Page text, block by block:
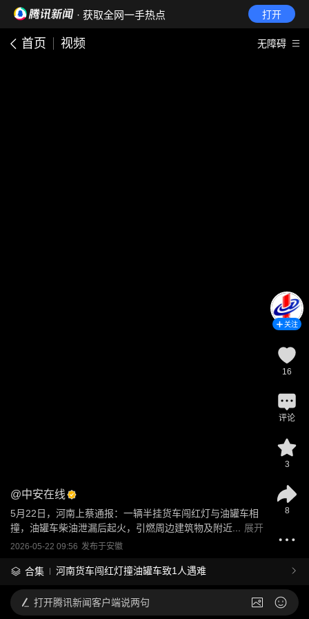
· 获取全网一手热点 打开
首页 视频 无障碍
@中安在线
5月22日，河南上蔡通报：一辆半挂货车闯红灯与油罐车相
撞，油罐车柴油泄漏后起火，引燃周边建筑物及附近...
展开
2026-05-22 09:56 发布于安徽
合集 河南货车闯红灯撞油罐车致1人遇难
关注
16
评论
3
8
打开腾讯新闻客户端说两句